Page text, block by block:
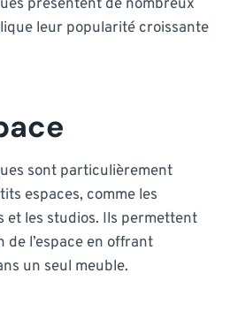
présentent de nombreux
leur popularité croissante
sont particulièrement
espaces, comme les
et les studios. Ils permettent
de l’espace en offrant
un seul meuble.